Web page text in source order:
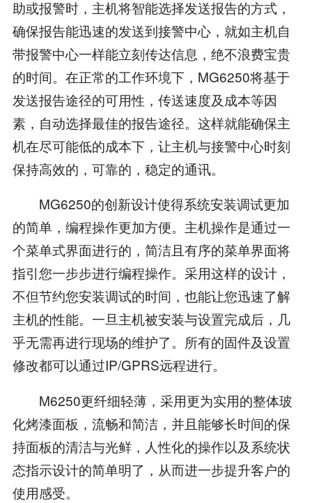
助或报警时，主机将智能选择发送报告的方式，
确保报告能迅速的发送到接警中心，就如主机自
带报警中心一样能立刻传达信息，绝不浪费宝贵
的时间。在正常的工作环境下，MG6250将基于
发送报告途径的可用性，传送速度及成本等因
素，自动选择最佳的报告途径。这样就能确保主
机在尽可能低的成本下，让主机与接警中心时刻
保持高效的，可靠的，稳定的通讯。
MG6250的创新设计使得系统安装调试更加
的简单，编程操作更加方便。主机操作是通过一
个菜单式界面进行的，简洁且有序的菜单界面将
指引您一步步进行编程操作。采用这样的设计，
不但节约您安装调试的时间，也能让您迅速了解
主机的性能。一旦主机被安装与设置完成后，几
乎无需再进行现场的维护了。所有的固件及设置
修改都可以通过IP/GPRS远程进行。
M6250更纤细轻薄，采用更为实用的整体玻
化烤漆面板，流畅和简洁，并且能够长时间的保
持面板的清洁与光鲜，人性化的操作以及系统状
态指示设计的简单明了，从而进一步提升客户的
使用感受。